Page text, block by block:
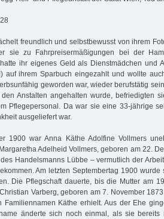
freundlich und selbstbewusst von ihrem
sie zu Fahrpreisermäßigungen bei der
ihr eigenes Geld als Dienstmädchen und
auf ihrem Sparbuch eingezahlt und wollte
geworden war, wieder berufstätig
Anstalten angehalten wurde, befriedigten
Pflegepersonal. Da war sie eine 33-jährige
ausgeliefert war.
1900 war Anna Käthe Adolfine Vollmers
Adelheid Vollmers, geboren am 22.
Handelsmanns Lübbe – vermutlich der
Am letzten Septembertag 1900
Die Pflegschaft dauerte, bis die Mutter am
Varberg, geboren am 7. November
Familiennamen Käthe erhielt. Aus der Ehe
änderte sich noch einmal, als sie